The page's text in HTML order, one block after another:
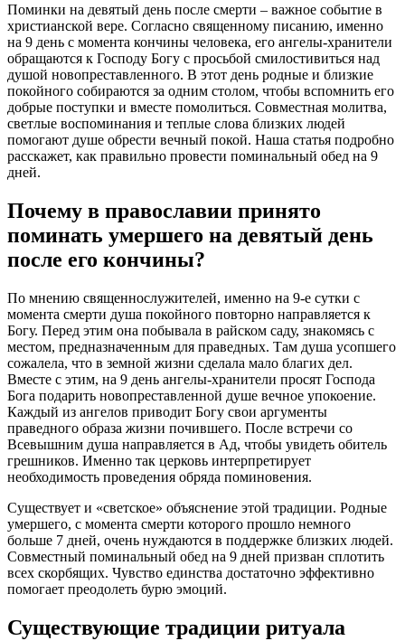
Поминки на девятый день после смерти – важное событие в
христианской вере. Согласно священному писанию, именно
на 9 день с момента кончины человека, его ангелы-хранители
обращаются к Господу Богу с просьбой смилостивиться над
душой новопреставленного. В этот день родные и близкие
покойного собираются за одним столом, чтобы вспомнить его
добрые поступки и вместе помолиться. Совместная молитва,
светлые воспоминания и теплые слова близких людей
помогают душе обрести вечный покой. Наша статья подробно
расскажет, как правильно провести поминальный обед на 9
дней.
Почему в православии принято
поминать умершего на девятый день
после его кончины?
По мнению священнослужителей, именно на 9-е сутки с
момента смерти душа покойного повторно направляется к
Богу. Перед этим она побывала в райском саду, знакомясь с
местом, предназначенным для праведных. Там душа усопшего
сожалела, что в земной жизни сделала мало благих дел.
Вместе с этим, на 9 день ангелы-хранители просят Господа
Бога подарить новопреставленной душе вечное упокоение.
Каждый из ангелов приводит Богу свои аргументы
праведного образа жизни почившего. После встречи со
Всевышним душа направляется в Ад, чтобы увидеть обитель
грешников. Именно так церковь интерпретирует
необходимость проведения обряда поминовения.
Существует и «светское» объяснение этой традиции. Родные
умершего, с момента смерти которого прошло немного
больше 7 дней, очень нуждаются в поддержке близких людей.
Совместный поминальный обед на 9 дней призван сплотить
всех скорбящих. Чувство единства достаточно эффективно
помогает преодолеть бурю эмоций.
Существующие традиции ритуала